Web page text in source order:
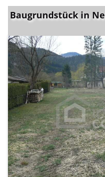
Baugrundstück in